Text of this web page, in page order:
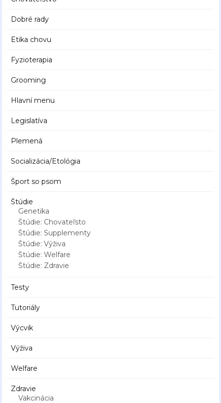
Dobré rady
Etika chovu
Fyzioterapia
Grooming
Hlavní menu
Legislatíva
Plemená
Socializácia/Etológia
Šport so psom
Štúdie
Genetika
Štúdie: Chovateľsto
Štúdie: Supplementy
Štúdie: Výživa
Štúdie: Welfare
Štúdie: Zdravie
Testy
Tutoriály
Výcvik
Výživa
Welfare
Zdravie
Vakcinácia